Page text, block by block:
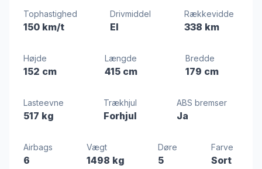
Tophastighed
150 km/t
Drivmiddel
El
Rækkevidde
338 km
Højde
152 cm
Længde
415 cm
Bredde
179 cm
Lasteevne
517 kg
Trækhjul
Forhjul
ABS bremser
Ja
Airbags
6
Vægt
1498 kg
Døre
5
Farve
Sort